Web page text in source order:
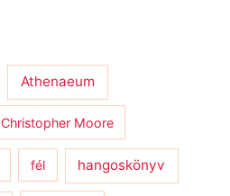
Athenaeum
Christopher Moore
fél hangoskönyv